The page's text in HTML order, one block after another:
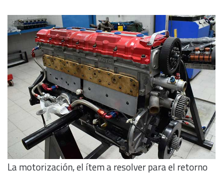
La motorización, el ítem a resolver para el retorno